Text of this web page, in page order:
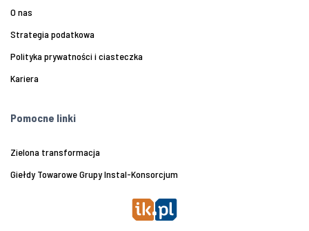
O nas
Strategia podatkowa
Polityka prywatności i ciasteczka
Kariera
Pomocne linki
Zielona transformacja
Giełdy Towarowe Grupy Instal-Konsorcjum